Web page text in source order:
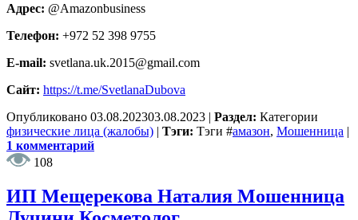
Адрес: @Amazonbusiness
Телефон: +972 52 398 9755
E-mail: svetlana.uk.2015@gmail.com
Сайт: https://t.me/SvetlanaDubova
Опубликовано 03.08.202303.08.2023 | Раздел: Категории
физические лица (жалобы) | Тэги: Тэги #амазон, Мошенница |
1 комментарий
108
ИП Мещерекова Наталия Мошенница